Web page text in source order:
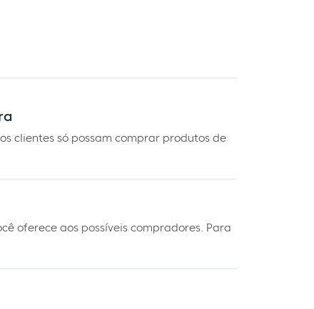
clientes só possam comprar produtos de
oferece aos possíveis compradores. Para